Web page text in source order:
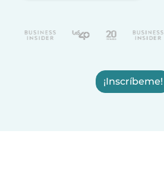
¡Inscríbeme!